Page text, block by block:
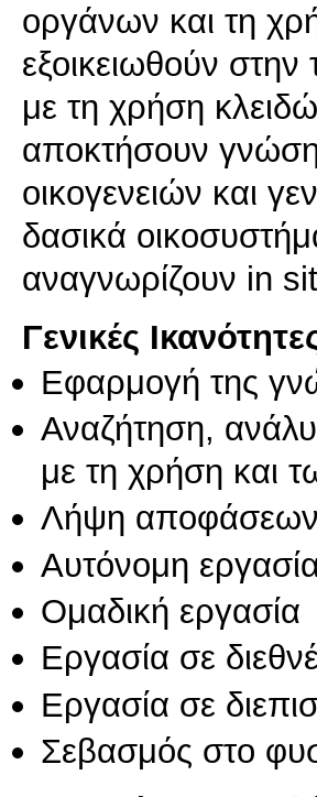
οργάνων και τη
εξοικειωθούν
με τη χρήση
αποκτήσουν
οικογενειών και
δασικά
αναγνωρίζουν in
Γενικές
Εφαρμογή της
Αναζήτηση,
με τη χρήση και
Λήψη αποφάσεων
Αυτόνομη
Ομαδική εργασία
Εργασία σε
Εργασία σε
Σεβασμός στο